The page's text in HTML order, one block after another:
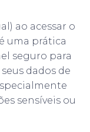
ao acessar o
uma prática
seguro para
dados de
sensíveis ou